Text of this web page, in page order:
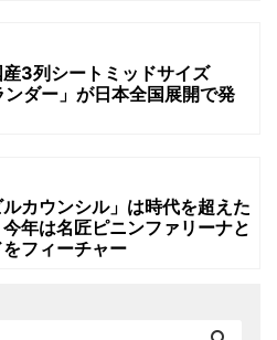
産3列シートミッドサイズ
ダー」が日本全国展開で発
ルカウンシル」は時代を超えた
年は名匠ピニンファリーナと
フィーチャー